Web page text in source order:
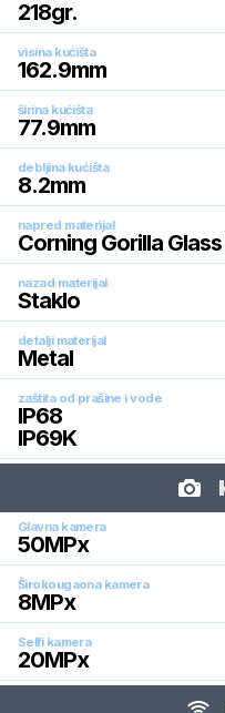
218gr.
visina kućišta
162.9mm
širina kućišta
77.9mm
debljina kućišta
8.2mm
napred materijal
Corning Gorilla
nazad materijal
Staklo
detalji materijal
Metal
zaštita od prašine i vode
IP68
IP69K
Glavna kamera
50MPx
Širokougaona kamera
8MPx
Selfi kamera
20MPx